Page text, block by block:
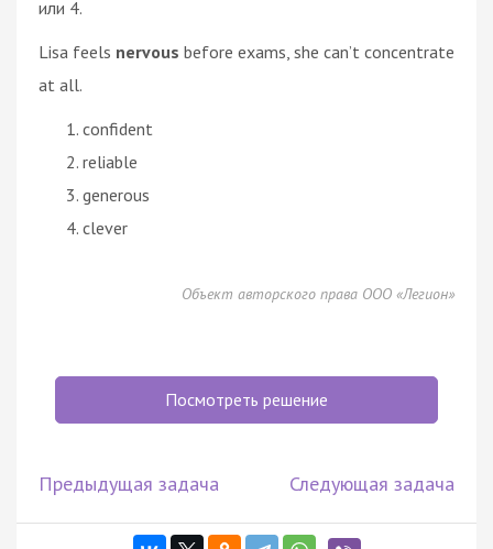
или 4.
Lisa feels nervous before exams, she can’t concentrate
at all.
confident
reliable
generous
clever
Объект авторского права ООО «Легион»
Посмотреть решение
Предыдущая задача Следующая задача